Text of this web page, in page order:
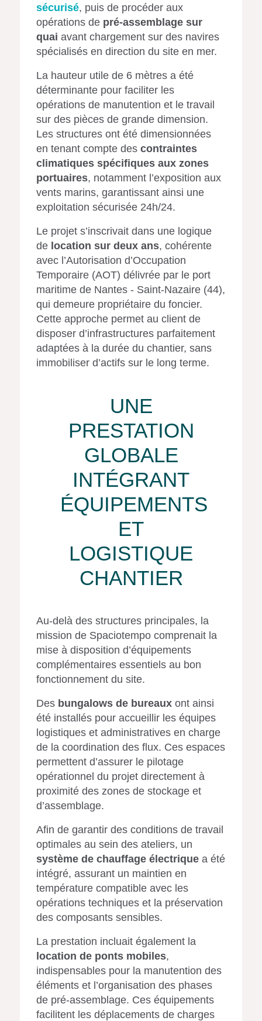
sécurisé, puis de procéder aux
opérations de pré-assemblage sur
quaiavant chargement sur des navires
spécialisés en direction du site en mer.
La hauteur utile de 6 mètres a été
déterminante pour faciliter les
opérations de manutention et le travail
sur des pièces de grande dimension.
Les structures ont été dimensionnées
en tenant compte descontraintes
climatiques spécifiques aux zones
portuaires, notamment l’exposition aux
vents marins, garantissant ainsi une
exploitation sécurisée 24h/24.
Le projet s’inscrivait dans une logique
de location sur deux ans, cohérente
avec l’Autorisation d’Occupation
Temporaire (AOT) délivrée par le port
maritime de Nantes - Saint-Nazaire (44),
qui demeure propriétaire du foncier.
Cette approche permet au client de
disposer d’infrastructures parfaitement
adaptées à la durée du chantier, sans
immobiliser d’actifs sur le long terme.
UNE
PRESTATION
GLOBALE
INTÉGRANT
ÉQUIPEMENTS
ET
LOGISTIQUE
CHANTIER
Au-delà des structures principales, la
mission de Spaciotempo comprenait la
mise à disposition d’équipements
complémentaires essentiels au bon
fonctionnement du site.
Des bungalows de bureaux ont ainsi
été installés pour accueillir les équipes
logistiques et administratives en charge
de la coordination des flux. Ces espaces
permettent d’assurer le pilotage
opérationnel du projet directement à
proximité des zones de stockage et
d’assemblage.
Afin de garantir des conditions de travail
optimales au sein des ateliers, un
système de chauffage électrique a été
intégré, assurant un maintien en
température compatible avec les
opérations techniques et la préservation
des composants sensibles.
La prestation incluait également la
location de ponts mobiles,
indispensables pour la manutention des
éléments et l’organisation des phases
de pré-assemblage. Ces équipements
facilitent les déplacements de charges